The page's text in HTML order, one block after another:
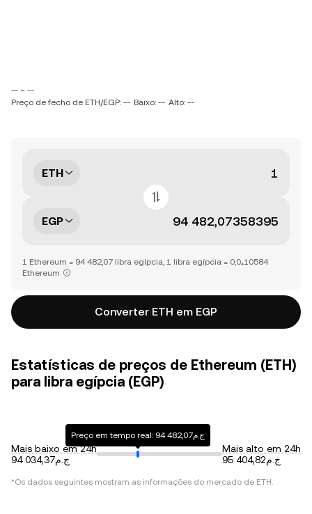
-- ~ --
Preço de fecho de ETH/EGP: -- Baixo: -- Alto: --
ETH
EGP
1 Ethereum = 94 482,07 libra egípcia, 1 libra egípcia = 0,0₄10584
Ethereum
Converter ETH em EGP
Estatísticas de preços de Ethereum (ETH)
para libra egípcia (EGP)
Mais baixo em 24h
ج.م94 034,37
Preço em tempo real: ج.م94 482,07
Mais alto em 24h
ج.م95 404,82
*Os dados seguintes mostram as informações do mercado de ETH.